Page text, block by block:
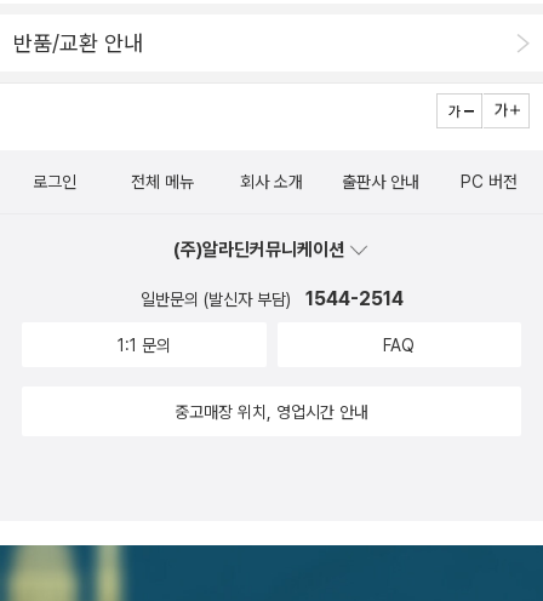
리즈에 속하는 작품은 아니지만 미야니시 타츠야의다른 작품도 재미
있게 볼 것 같아 골라보았다. 이 책에는 공룡이 아닌 우주인이 등장한
다.외모가 대상을 판단하는 기준이 되어서는 안된다는 것을 일깨워
-------(책소개글) 우주 영웅이라는 판타지적 소재를 통해 아이들로
날, 지구에 두 명의 우주인이 나타난다. 하나는 괴물처럼 못생긴 바라
랑맨, 또 하나는 잘생기고 멋있는 스페셜맨. 두 우주인은 서로 지구를
무시하게 생긴 바라랑맨을 악당이라고 생각한다. '괴물 그루팔로'의
좋아한 그림책의 또다른 작품도 보고 싶어서 골랐다. 못된 짓을 일삼
--------(책소개글) . 줄리아 도널드슨의 재치 있는 상상력과 악셀 셰
반품/교환 안내
로그인 전체 메뉴 회사 소개 출판사 안내 PC 버전
(주)알라딘커뮤니케이션
일반문의 (발신자 부담) 1544-2514
1:1 문의 FAQ
중고매장 위치, 영업시간 안내